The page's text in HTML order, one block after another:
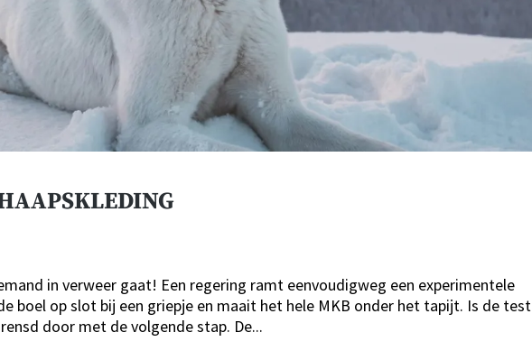
in verweer gaat! Een regering ramt eenvoudigweg een experimentele
boel op slot bij een griepje en maait het hele MKB onder het tapijt. Is de test
door met de volgende stap. De...